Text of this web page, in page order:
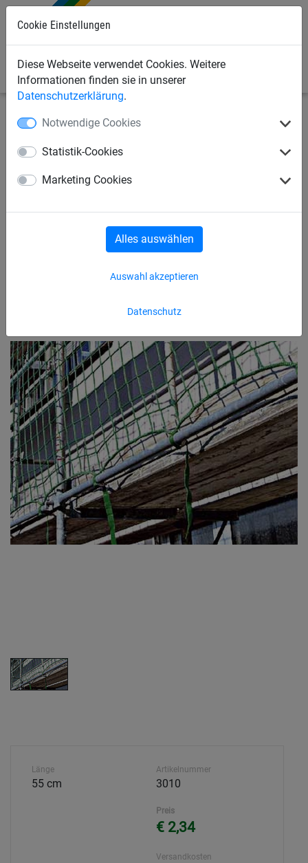
Cookie Einstellungen
Diese Webseite verwendet Cookies. Weitere
Informationen finden sie in unserer
Datenschutzerklärung.
Notwendige Cookies
Statistik-Cookies
Marketing Cookies
Datenschutz
Auswahl akzeptieren
Alles auswählen
Bauschutznetze
Seitenschutznetze
Gurtschnellverschluss mit
Klemmschloss
Länge
55 cm
Artikelnummer
3010
Preis
€ 2,34
Versandkosten